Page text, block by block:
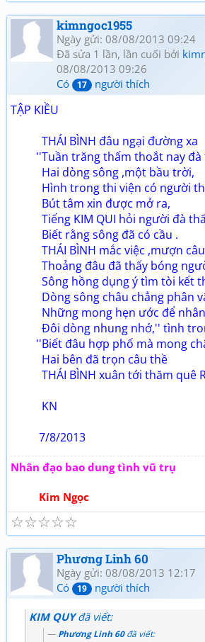
kimngoc1955
Ngày gửi: 08/08/2013 09:24
Đã sửa 1 lần, lần cuối bởi
08/08/2013 09:26
Có
17 người thích
TẬP KIỀU
THÁI BÌNH đâu ngại đường xa
''Tuần trăng thấm thoắt nay đà
Hai dòng sông ,một bầu trời,
Hình trong thi viện có người
Bút tâm xin được mở ra,
Tiếng KIM QUI hỏi người đà
Biết rằng sông đã có cầu .
THÁI BÌNH mắc việc ,mượn câu
Thoảng đâu đã thấy bóng
Sông hồng dụng ý tìm tòi kết
Dòng sông châu chẳng phân
Những mong hẹn ước để nhân
Đôi dòng nhung nhớ,'' tình
''Biết đâu hợp phố mà mong
Hai bên đã trọn câu thề
THÁI BÌNH xuân tới thăm quê
KN
7/8/2013
Nhân đạo bao dung tình vũ trụ
Kim Ngọc
☆
☆
☆
☆
☆
Phương Linh 60
Ngày gửi: 08/08/2013 12:17
Có
19 người thích
KIM QUYđã viết:
Phương Linh 60đã viết: